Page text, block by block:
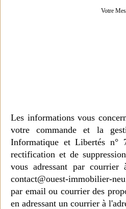
Votre
Les informations vous
votre commande et la
Informatique et Libertés n°
rectification et de
vous adressant par
contact@ouest-immobilier-
par email ou courrier des
en adressant un courrier à